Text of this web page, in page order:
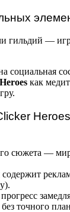
гильдий —
социальная
как
сюжета — мир
точного